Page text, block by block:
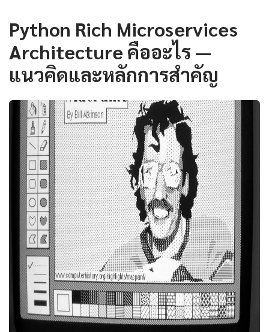
Python Rich Microservices
Architecture คืออะไร —
แนวคิดและหลักการสำคัญ